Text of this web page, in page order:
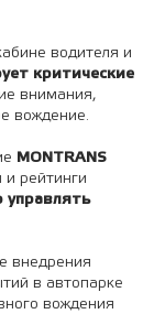
водителя и
критические
внимания,
вождение.
MONTRANS
рейтинги
управлять
внедрения
в автопарке
вождения